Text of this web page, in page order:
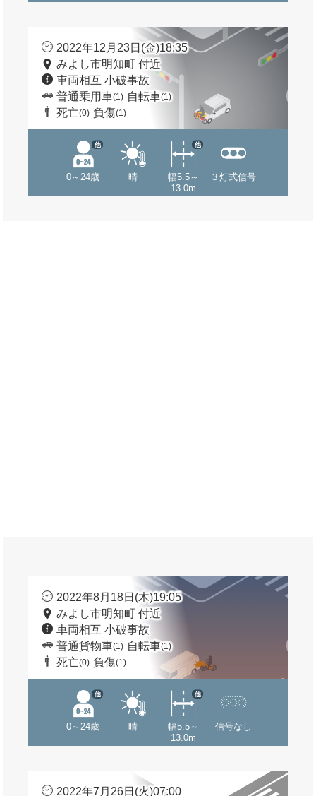
2022年12月23日(金)18:35
みよし市明知町 付近
車両相互 小破事故
普通乗用車(1) 自転車(1)
死亡(0) 負傷(1)
0～24歳
他
晴
幅5.5～
13.0m
他
３灯式信号
2022年8月18日(木)19:05
みよし市明知町 付近
車両相互 小破事故
普通貨物車(1) 自転車(1)
死亡(0) 負傷(1)
0～24歳
他
晴
幅5.5～
13.0m
他
信号なし
2022年7月26日(火)07:00